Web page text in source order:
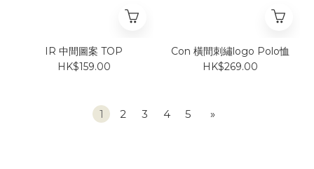
IR 中間圖案 TOP
HK$159.00
Con 橫間刺繡logo Polo恤
HK$269.00
1 2 3 4 5 »